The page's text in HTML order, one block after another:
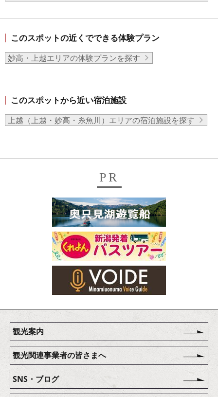
このスポットの近くでできる体験プラン
妙高・上越エリアの体験プランを探す
このスポットから近い宿泊施設
上越（上越・妙高・糸魚川）エリアの宿泊施設を探す
PR
観光案内
観光関連事業者の皆さまへ
SNS・ブログ